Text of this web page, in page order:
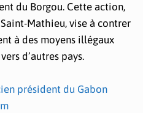
du Borgou. Cette action,
Mathieu, vise à contrer
à des moyens illégaux
d’autres pays.
président du Gabon